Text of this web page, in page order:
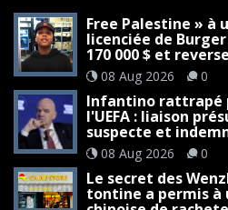
Free Palestine » à
licenciée de
170 000 $ et
08 Aug 2026 0
Infantino rattrapé
l'UEFA : liaison
suspecte et
08 Aug 2026 0
Le secret des
tontine a permis à